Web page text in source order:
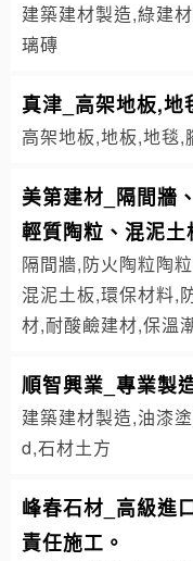
建築建材製造,綠建
璃磚
真津_高架地板,地
高架地板,地板,地毯,
美第建材_隔間牆
輕質陶粒、混泥土
隔間牆,防火陶粒陶
混泥土板,環保材料,
材,耐酸鹼建材,保溫
順智興業_專業製
建築建材製造,油漆
d,石材土方
峰春石材_高級進
責任施工。